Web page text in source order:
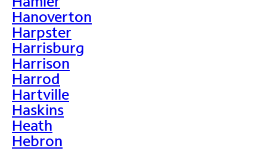
Hanoverton
Harpster
Harrisburg
Harrison
Harrod
Hartville
Haskins
Heath
Hebron